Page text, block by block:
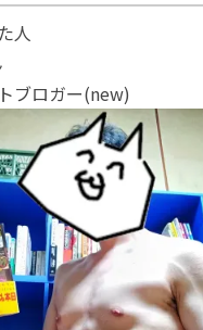
人
ブロガー(new)